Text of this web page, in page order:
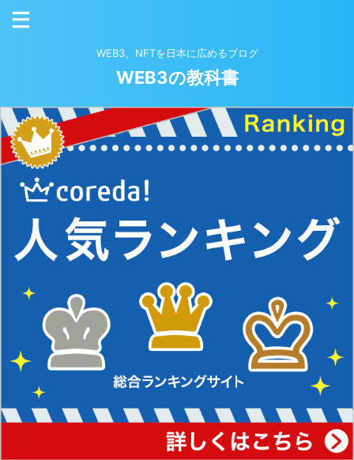
WEB3、NFTを日本に広めるブログ
WEB3の教科書